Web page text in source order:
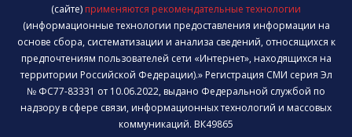
(сайте) применяются рекомендательные технологии
(информационные технологии предоставления информации на
основе сбора, систематизации и анализа сведений, относящихся к
предпочтениям пользователей сети «Интернет», находящихся на
территории Российской Федерации).» Регистрация СМИ серия Эл
№ ФС77-83331 от 10.06.2022, выдано Федеральной службой по
надзору в сфере связи, информационных технологий и массовых
коммуникаций. ВК49865